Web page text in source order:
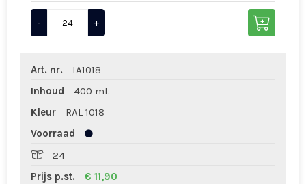
- +
Art. nr.
IA1018
Inhoud
400 ml.
Kleur
RAL 1018
Voorraad
24
Prijs p.st.
€ 11,90